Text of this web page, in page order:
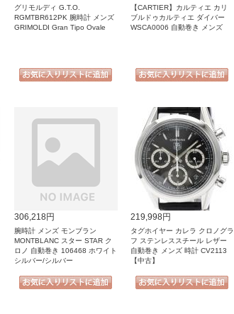
グリモルディ G.T.O.
RGMTBR612PK 腕時計 メンズ
GRIMOLDI Gran Tipo Ovale
【CARTIER】カルティエ カリ
ブルドゥカルティエ ダイバー
WSCA0006 自動巻き メンズ
306,218円 219,998円
腕時計 メンズ モンブラン
MONTBLANC スター STAR ク
ロノ 自動巻き 106468 ホワイト
シルバー/シルバー
タグホイヤー カレラ クロノグラ
フ ステンレススチール レザー
自動巻き メンズ 時計 CV2113
【中古】